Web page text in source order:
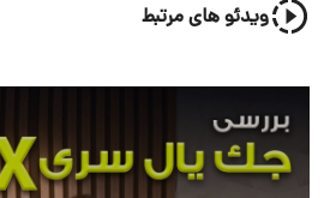
ویدئو های مرتبط